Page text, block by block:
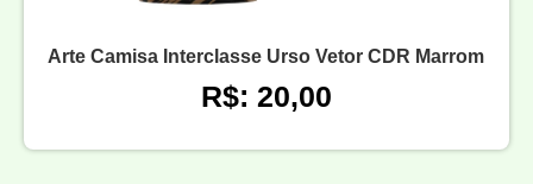
Arte Camisa Interclasse Urso Vetor CDR Marrom
R$: 20,00